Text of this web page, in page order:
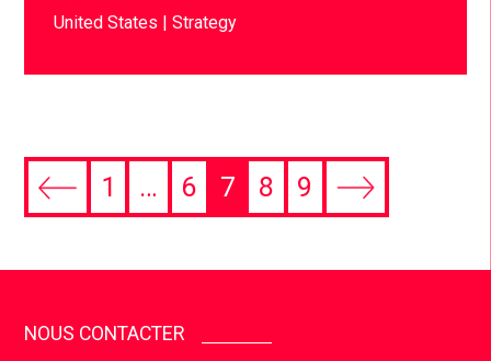
United States Strategy
1 … 6 7 8 9
NOUS CONTACTER